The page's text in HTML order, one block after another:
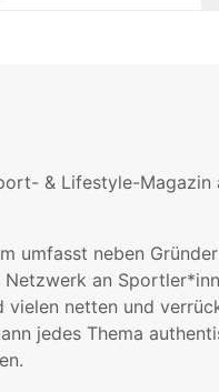
& Lifestyle-Magazin
umfasst neben Gründer
Netzwerk an
vielen netten und
jedes Thema